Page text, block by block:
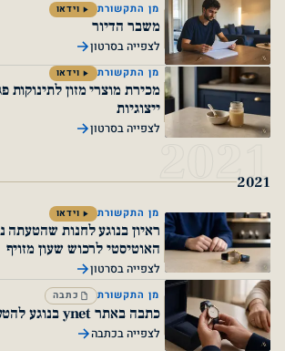
מן התקשורת וידאו
משבר הדיור
לצפייה בסרטון
מן התקשורת וידאו
מכירת מוצרי מזון לתינוקות פגי תוקף -
ייצוגיות
לצפייה בסרטון
מן התקשורת וידאו
ראיון בנוגע לחנות שהטעתה נער על הרצף
האוטיסטי לרכוש שעון מזויף
לצפייה בסרטון
מן התקשורת כתבה
כתבה באתר ynet בנוגע להטעייה צרכנית
לצפייה בכתבה